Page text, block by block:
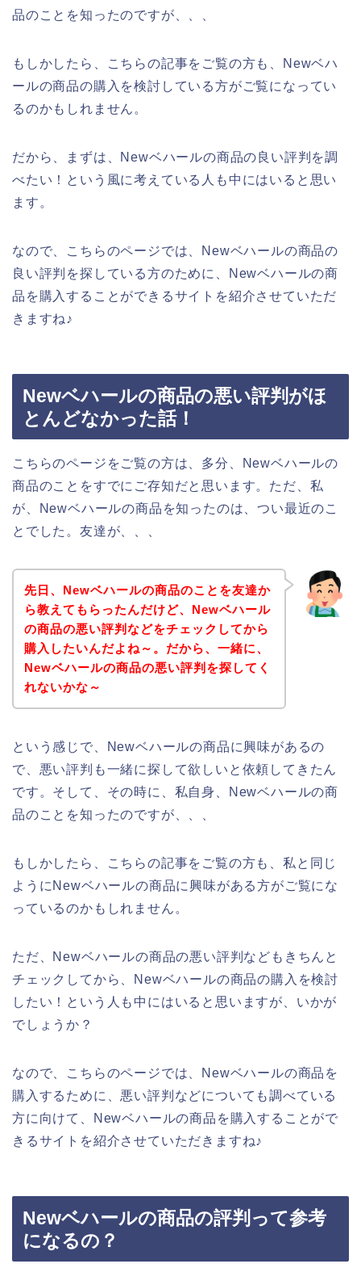
品のことを知ったのですが、、、
もしかしたら、こちらの記事をご覧の方も、Newベハ
ールの商品の購入を検討している方がご覧になってい
るのかもしれません。
だから、まずは、Newベハールの商品の良い評判を調
べたい！という風に考えている人も中にはいると思い
ます。
なので、こちらのページでは、Newベハールの商品の
良い評判を探している方のために、Newベハールの商
品を購入することができるサイトを紹介させていただ
きますね♪
Newベハールの商品の悪い評判がほ
とんどなかった話！
こちらのページをご覧の方は、多分、Newベハールの
商品のことをすでにご存知だと思います。ただ、私
が、Newベハールの商品を知ったのは、つい最近のこ
とでした。友達が、、、
先日、Newベハールの商品のことを友達か
ら教えてもらったんだけど、Newベハール
の商品の悪い評判などをチェックしてから
購入したいんだよね～。だから、一緒に、
Newベハールの商品の悪い評判を探してく
れないかな～
という感じで、Newベハールの商品に興味があるの
で、悪い評判も一緒に探して欲しいと依頼してきたん
です。そして、その時に、私自身、Newベハールの商
品のことを知ったのですが、、、
もしかしたら、こちらの記事をご覧の方も、私と同じ
ようにNewベハールの商品に興味がある方がご覧にな
っているのかもしれません。
ただ、Newベハールの商品の悪い評判などもきちんと
チェックしてから、Newベハールの商品の購入を検討
したい！という人も中にはいると思いますが、いかが
でしょうか？
なので、こちらのページでは、Newベハールの商品を
購入するために、悪い評判などについても調べている
方に向けて、Newベハールの商品を購入することがで
きるサイトを紹介させていただきますね♪
Newベハールの商品の評判って参考
になるの？